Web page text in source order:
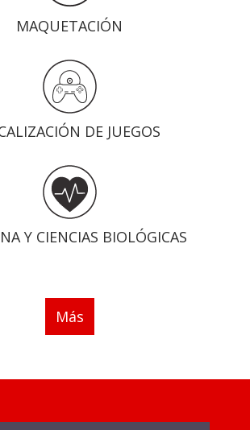
MAQUETACIÓN
DE JUEGOS
Y CIENCIAS BIOLÓGICAS
Más